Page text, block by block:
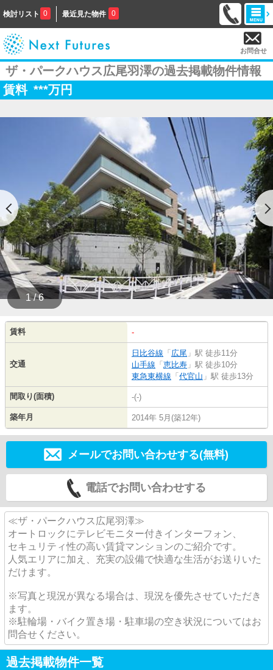
検討リスト 0 最近見た物件 0
お問合せ
ザ・パークハウス広尾羽澤の過去掲載物件情報
賃料 ***万円
1 / 6
賃料 -
交通
日比谷線 「 広尾 」駅 徒歩11分
山手線 「 恵比寿 」駅 徒歩10分
東急東横線 「 代官山 」駅 徒歩13分
間取り(面積) -(-)
築年月 2014年 5月(築12年)
メールでお問い合わせする(無料)
電話でお問い合わせする
≪ザ・パークハウス広尾羽澤≫
オートロックにテレビモニター付きインターフォン、
セキュリティ性の高い賃貸マンションのご紹介です。
人気エリアに加え、充実の設備で快適な生活がお送りいた
だけます。
※写真と現況が異なる場合は、現況を優先させていただき
ます。
※駐輪場・バイク置き場・駐車場の空き状況についてはお
問合せください。
過去掲載物件一覧